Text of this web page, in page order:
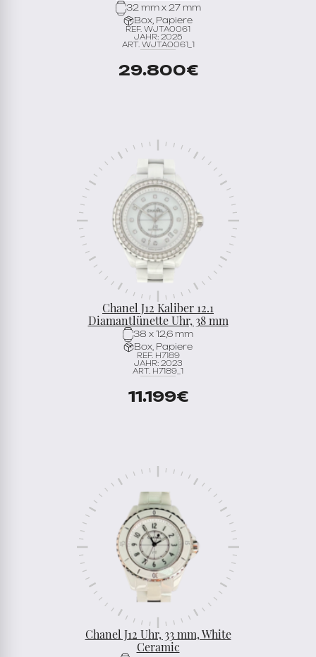
32 mm x 27 mm
Box, Papiere
REF. WJTA0061
JAHR: 2025
ART. WJTA0061_1
29.800€
Chanel J12 Kaliber 12.1
Diamantlünette Uhr, 38 mm
38 x 12,6 mm
Box, Papiere
REF. H7189
JAHR: 2023
ART. H7189_1
11.199€
Chanel J12 Uhr, 33 mm, White
Ceramic